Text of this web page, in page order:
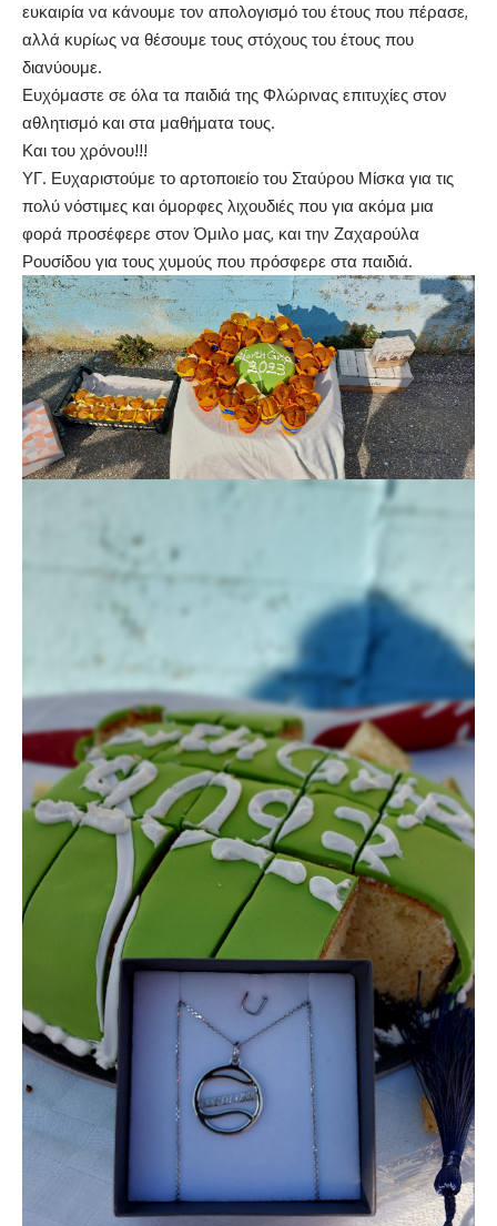
ευκαιρία να κάνουμε τον απολογισμό του έτους που πέρασε,
αλλά κυρίως να θέσουμε τους στόχους του έτους που
διανύουμε.
Ευχόμαστε σε όλα τα παιδιά της Φλώρινας επιτυχίες στον
αθλητισμό και στα μαθήματα τους.
Και του χρόνου!!!
ΥΓ. Ευχαριστούμε το αρτοποιείο του Σταύρου Μίσκα για τις
πολύ νόστιμες και όμορφες λιχουδιές που για ακόμα μια
φορά προσέφερε στον Όμιλο μας, και την Ζαχαρούλα
Ρουσίδου για τους χυμούς που πρόσφερε στα παιδιά.